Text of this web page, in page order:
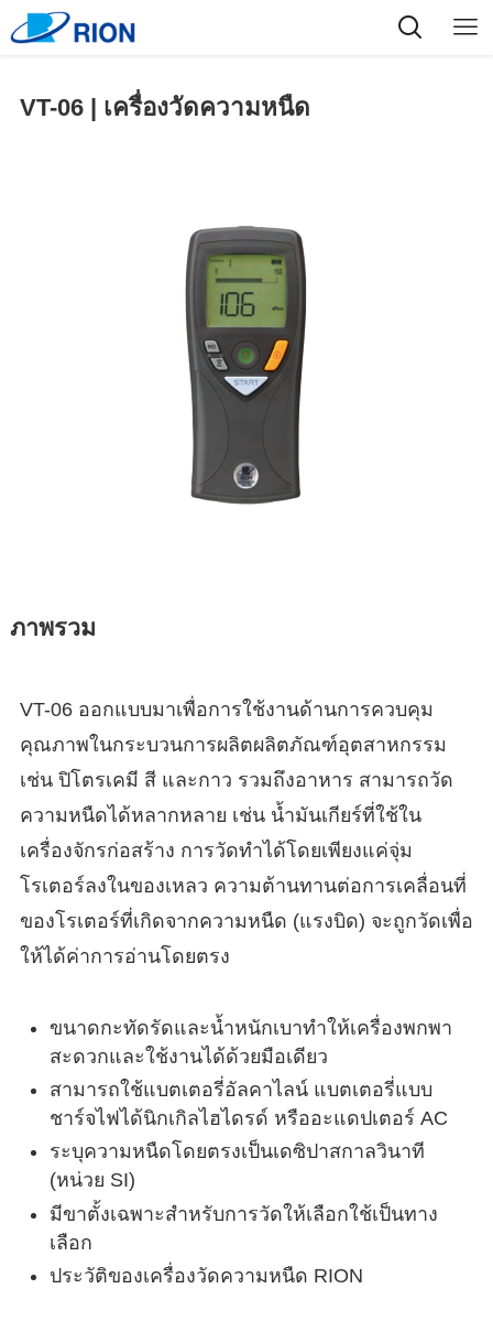
VT-06 | เครื่องวัดความหนืด
ภาพรวม
VT-06 ออกแบบมาเพื่อการใช้งานด้านการควบคุม
คุณภาพในกระบวนการผลิตผลิตภัณฑ์อุตสาหกรรม
เช่น ปิโตรเคมี สี และกาว รวมถึงอาหาร สามารถวัด
ความหนืดได้หลากหลาย เช่น น้ำมันเกียร์ที่ใช้ใน
เครื่องจักรก่อสร้าง การวัดทำได้โดยเพียงแค่จุ่ม
โรเตอร์ลงในของเหลว ความต้านทานต่อการเคลื่อนที่
ของโรเตอร์ที่เกิดจากความหนืด (แรงบิด) จะถูกวัดเพื่อ
ให้ได้ค่าการอ่านโดยตรง
ขนาดกะทัดรัดและน้ำหนักเบาทำให้เครื่องพกพา
สะดวกและใช้งานได้ด้วยมือเดียว
สามารถใช้แบตเตอรี่อัลคาไลน์ แบตเตอรี่แบบ
ชาร์จไฟได้นิกเกิลไฮไดรด์ หรืออะแดปเตอร์ AC
ระบุความหนืดโดยตรงเป็นเดซิปาสกาลวินาที
(หน่วย SI)
มีขาตั้งเฉพาะสำหรับการวัดให้เลือกใช้เป็นทาง
เลือก
ประวัติของเครื่องวัดความหนืด RION